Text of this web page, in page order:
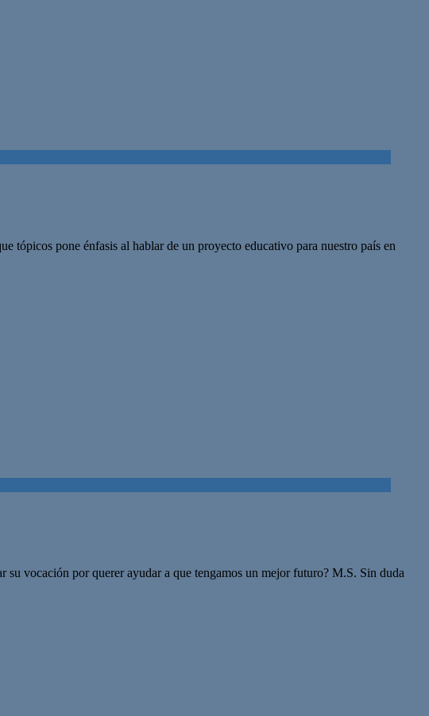
tópicos pone énfasis al hablar de un proyecto educativo para nuestro país en
vocación por querer ayudar a que tengamos un mejor futuro? M.S. Sin duda